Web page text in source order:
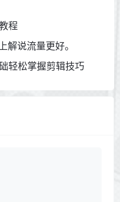
程
解说流量更好。
轻松掌握剪辑技巧